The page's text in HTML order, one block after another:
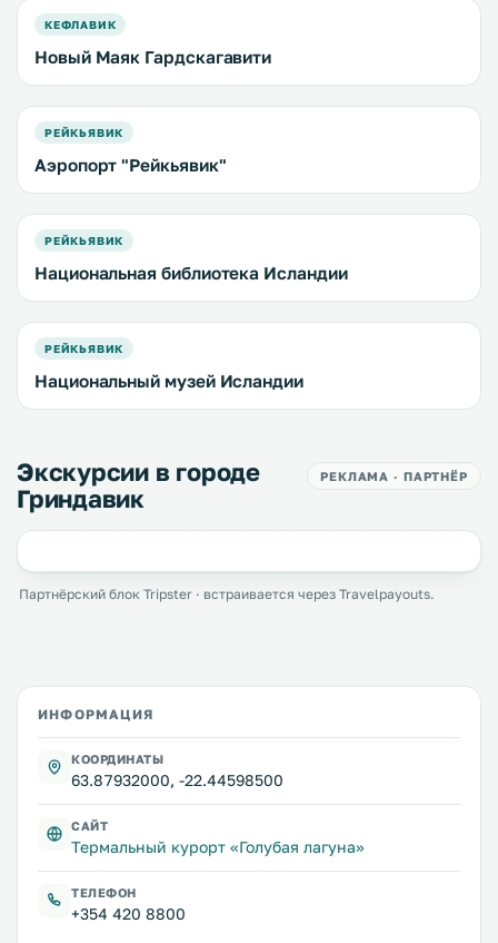
КЕФЛАВИК
Новый Маяк Гардскагавити
РЕЙКЬЯВИК
Аэропорт "Рейкьявик"
РЕЙКЬЯВИК
Национальная библиотека Исландии
РЕЙКЬЯВИК
Национальный музей Исландии
Экскурсии в городе
Гриндавик
РЕКЛАМА · ПАРТНЁР
Партнёрский блок Tripster · встраивается через Travelpayouts.
ИНФОРМАЦИЯ
КООРДИНАТЫ
63.87932000, -22.44598500
САЙТ
Термальный курорт «Голубая лагуна»
ТЕЛЕФОН
+354 420 8800